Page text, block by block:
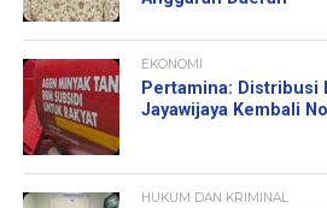
EKONOMI
Pertamina: Distribusi
Jayawijaya Kembali
HUKUM DAN KRIMINAL